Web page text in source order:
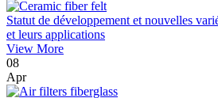
Statut de développement et nouvelles
et leurs applications
View More
08
Apr